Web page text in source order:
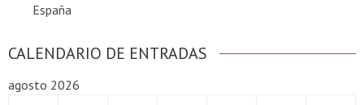
España
CALENDARIO DE ENTRADAS
agosto 2026